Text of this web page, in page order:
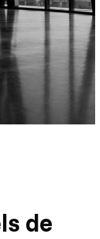
phase
des
une défense
intérêts
de